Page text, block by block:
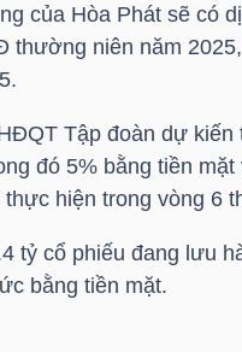
của Hòa Phát sẽ có
thường niên năm
Tập đoàn dự
đó 5% bằng tiền
thực hiện trong vòng 6
tỷ cổ phiếu đang lưu
bằng tiền mặt.